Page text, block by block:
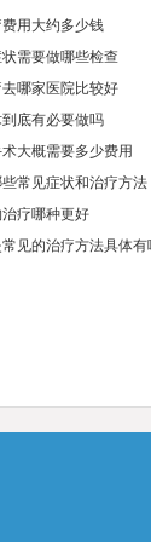
用大约多少钱
需要做哪些检查
哪家医院比较好
底有必要做吗
大概需要多少费用
常见症状和治疗方法
疗哪种更好
见的治疗方法具体有